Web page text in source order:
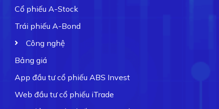
Cổ phiếu A-Stock
Trái phiếu A-Bond
Công nghệ
Bảng giá
App đầu tư cổ phiếu ABS Invest
Web đầu tư cổ phiếu iTrade